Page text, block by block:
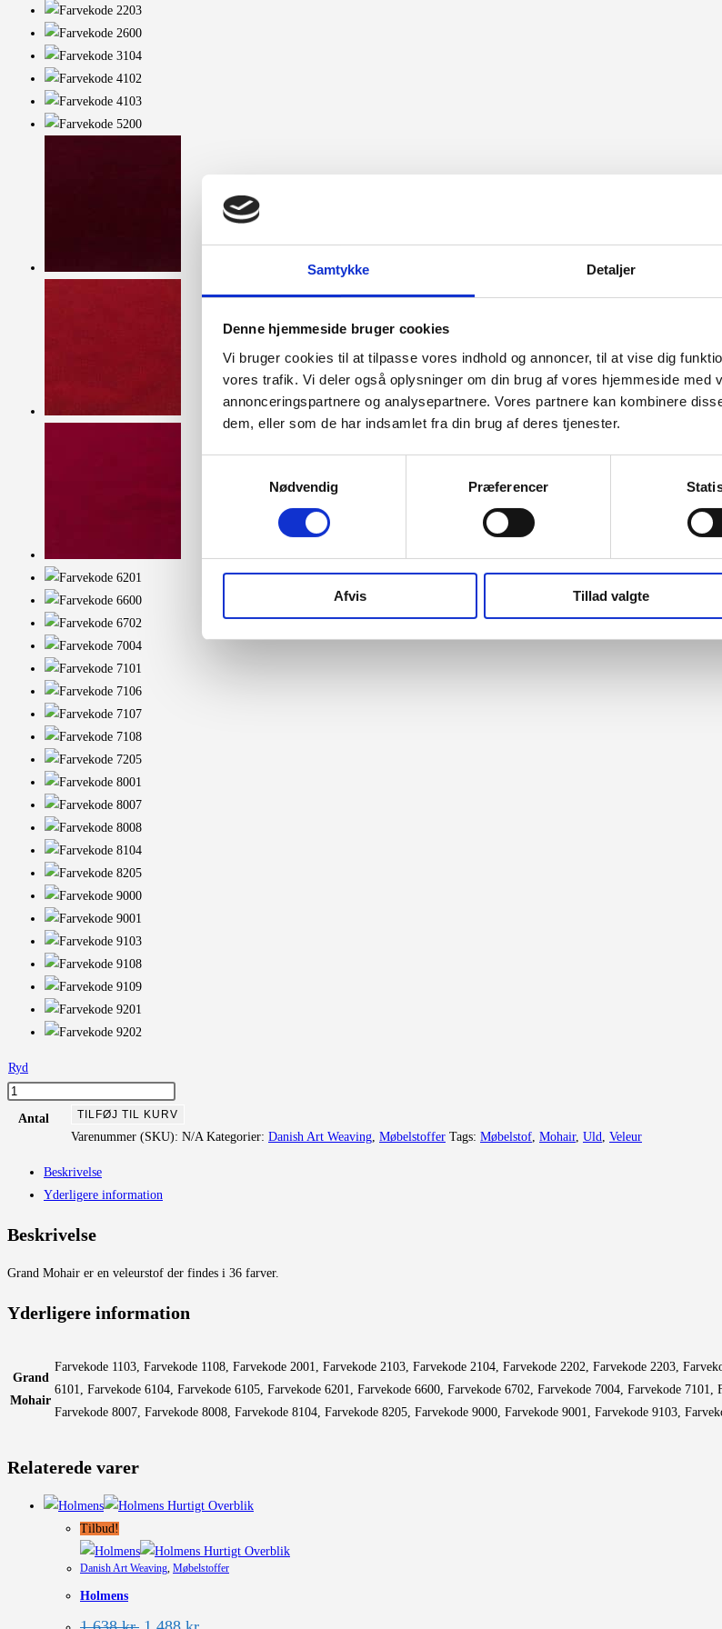
Samtykke Detaljer
Denne hjemmeside bruger cookies
Vi bruger cookies til at tilpasse vores indhold og annoncer, til at vise dig
vores trafik. Vi deler også oplysninger om din brug af vores hjemmeside med
annonceringspartnere og analysepartnere. Vores partnere kan kombinere
dem, eller som de har indsamlet fra din brug af deres tjenester.
Nødvendig
Præferencer
Afvis Tillad valgte
Ryd
Grand
Mohair
Antal TILFØJ TIL KURV
Varenummer (SKU): N/A Kategorier: Danish Art Weaving Møbelstoffer Tags: Møbelstof Mohair, Uld Veleur
Beskrivelse
Yderligere information
Beskrivelse
Grand Mohair er en veleurstof der findes i 36 farver.
Yderligere information
Grand
Mohair
Farvekode 1103, Farvekode 1108, Farvekode 2001, Farvekode 2103, Farvekode 2104, Farvekode 2202, Farvekode 2203,
6101, Farvekode 6104, Farvekode 6105, Farvekode 6201, Farvekode 6600, Farvekode 6702, Farvekode 7004, Farvekode
Farvekode 8007, Farvekode 8008, Farvekode 8104, Farvekode 8205, Farvekode 9000, Farvekode 9001, Farvekode 9103,
Relaterede varer
Hurtigt Overblik
Tilbud!
Hurtigt Overblik
Danish Art Weaving, Møbelstoffer
Holmens
Den